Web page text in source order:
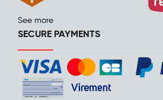
See more
SECURE PAYMENTS